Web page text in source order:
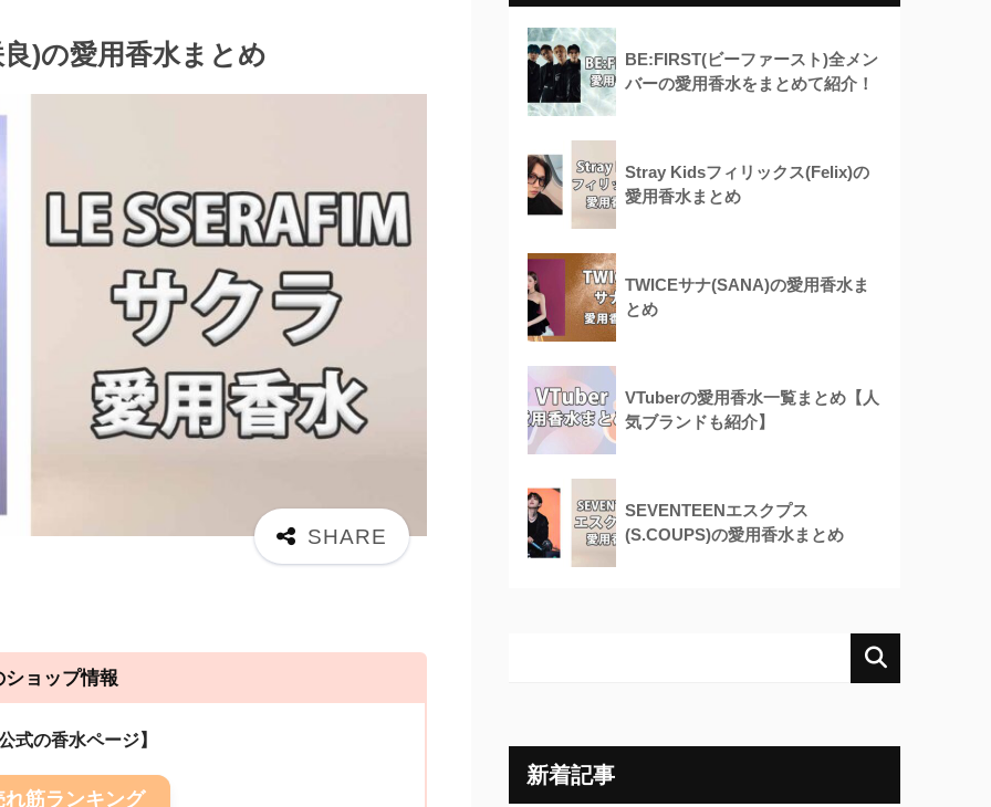
)の愛用香水まとめ
ショップ情報
式の香水ページ】
れ筋ランキング
BE:FIRST(ビーファースト)全メン
バーの愛用香水をまとめて紹介！
Stray Kidsフィリックス(Felix)の
愛用香水まとめ
TWICEサナ(SANA)の愛用香水ま
とめ
VTuberの愛用香水一覧まとめ【人
気ブランドも紹介】
SEVENTEENエスクプス
(S.COUPS)の愛用香水まとめ
新着記事